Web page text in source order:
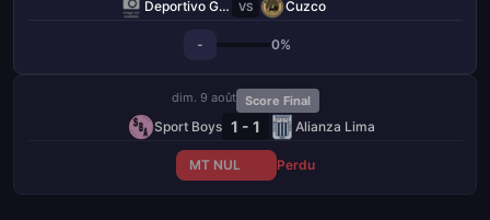
Deportivo Garcilaso VS Cuzco
- 0%
dim. 9 août Score Final
Sport Boys 1 - 1 Alianza Lima
MT NUL Perdu